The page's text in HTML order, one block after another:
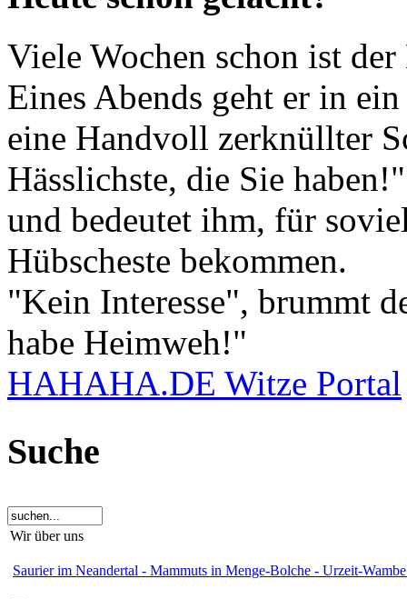
Viele Wochen schon ist
Eines Abends geht er in
eine Handvoll zerknüllter
Hässlichste, die Sie
und bedeutet ihm, für
Hübscheste bekommen.
"Kein Interesse", brummt
habe Heimweh!"
HAHAHA.DE Witze Portal
Suche
Wir über uns
Saurier im Neandertal - Mammuts in Menge-Bolche - Urzeit-